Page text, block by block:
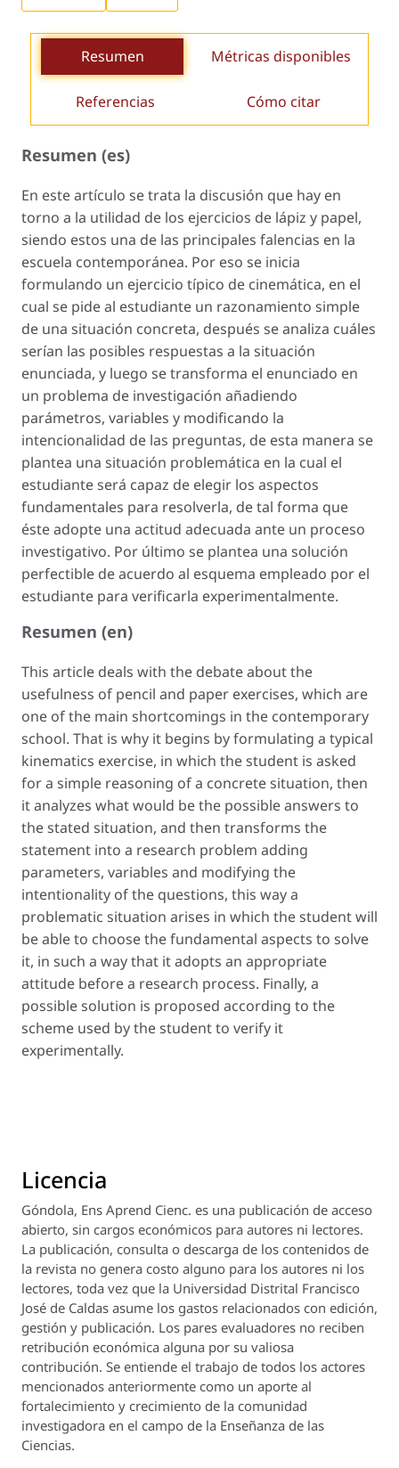
Resumen Métricas disponibles
Referencias Cómo citar
Resumen (es)
En este artículo se trata la discusión que hay en
torno a la utilidad de los ejercicios de lápiz y papel,
siendo estos una de las principales falencias en la
escuela contemporánea. Por eso se inicia
formulando un ejercicio típico de cinemática, en el
cual se pide al estudiante un razonamiento simple
de una situación concreta, después se analiza cuáles
serían las posibles respuestas a la situación
enunciada, y luego se transforma el enunciado en
un problema de investigación añadiendo
parámetros, variables y modificando la
intencionalidad de las preguntas, de esta manera se
plantea una situación problemática en la cual el
estudiante será capaz de elegir los aspectos
fundamentales para resolverla, de tal forma que
éste adopte una actitud adecuada ante un proceso
investigativo. Por último se plantea una solución
perfectible de acuerdo al esquema empleado por el
estudiante para verificarla experimentalmente.
Resumen (en)
This article deals with the debate about the
usefulness of pencil and paper exercises, which are
one of the main shortcomings in the contemporary
school. That is why it begins by formulating a typical
kinematics exercise, in which the student is asked
for a simple reasoning of a concrete situation, then
it analyzes what would be the possible answers to
the stated situation, and then transforms the
statement into a research problem adding
parameters, variables and modifying the
intentionality of the questions, this way a
problematic situation arises in which the student will
be able to choose the fundamental aspects to solve
it, in such a way that it adopts an appropriate
attitude before a research process. Finally, a
possible solution is proposed according to the
scheme used by the student to verify it
experimentally.
Licencia
Góndola, Ens Aprend Cienc. es una publicación de acceso
abierto, sin cargos económicos para autores ni lectores.
La publicación, consulta o descarga de los contenidos de
la revista no genera costo alguno para los autores ni los
lectores, toda vez que la Universidad Distrital Francisco
José de Caldas asume los gastos relacionados con edición,
gestión y publicación. Los pares evaluadores no reciben
retribución económica alguna por su valiosa
contribución. Se entiende el trabajo de todos los actores
mencionados anteriormente como un aporte al
fortalecimiento y crecimiento de la comunidad
investigadora en el campo de la Enseñanza de las
Ciencias.